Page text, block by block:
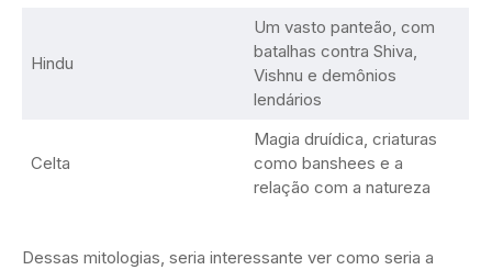
Hindu
Um vasto panteão, com
batalhas contra Shiva,
Vishnu e demônios
lendários
Celta
Magia druídica, criaturas
como banshees e a
relação com a natureza
Dessas mitologias, seria interessante ver como seria a